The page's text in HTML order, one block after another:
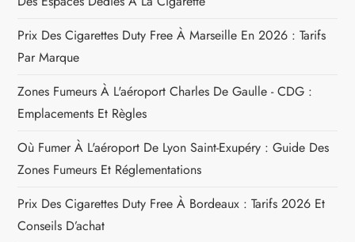
c
l
e
Prix Des Cigarettes Duty Free À Marseille En 2026 : Tarifs
Par Marque
Zones Fumeurs À L'aéroport Charles De Gaulle - CDG :
Emplacements Et Règles
Où Fumer À L'aéroport De Lyon Saint-Exupéry : Guide Des
Zones Fumeurs Et Réglementations
Prix Des Cigarettes Duty Free À Bordeaux : Tarifs 2026 Et
Conseils D’achat